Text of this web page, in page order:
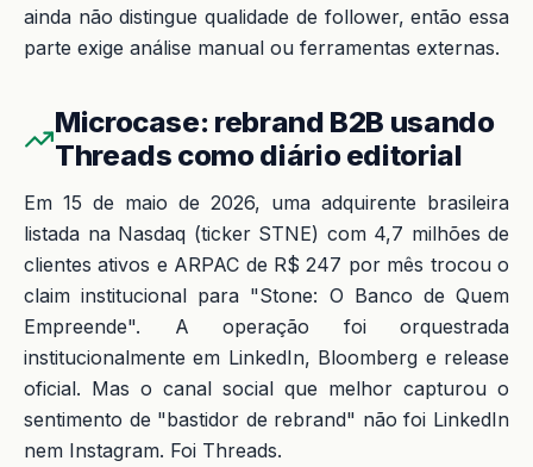
ainda não distingue qualidade de follower, então essa
parte exige análise manual ou ferramentas externas.
Microcase: rebrand B2B usando
Threads como diário editorial
Em 15 de maio de 2026, uma adquirente brasileira
listada na Nasdaq (ticker STNE) com 4,7 milhões de
clientes ativos e ARPAC de R$ 247 por mês trocou o
claim institucional para "Stone: O Banco de Quem
Empreende". A operação foi orquestrada
institucionalmente em LinkedIn, Bloomberg e release
oficial. Mas o canal social que melhor capturou o
sentimento de "bastidor de rebrand" não foi LinkedIn
nem Instagram. Foi Threads.